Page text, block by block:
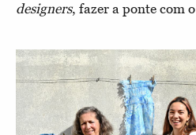
designers, fazer a ponte com